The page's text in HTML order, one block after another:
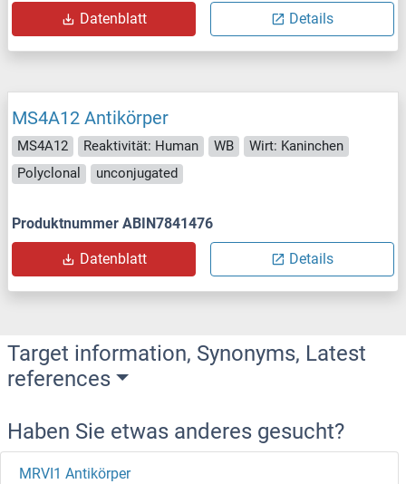
Datenblatt Details
MS4A12 Antikörper
MS4A12 Reaktivität: Human WB
Wirt: Kaninchen
Polyclonal
unconjugated
Produktnummer ABIN7841476
Datenblatt Details
Target information, Synonyms, Latest
references
Haben Sie etwas anderes gesucht?
MRVI1 Antikörper